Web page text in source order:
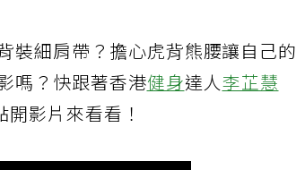
裝細肩帶？擔心虎背熊腰讓自己的
嗎？快跟著香港健身達人李芷慧
影片來看看！